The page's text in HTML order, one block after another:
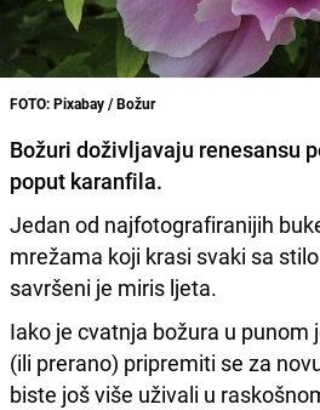
FOTO: Pixabay / Božur
Božuri doživljavaju renesansu
poput karanfila.
Jedan od najfotografiranijih
mrežama koji krasi svaki sa
savršeni je miris ljeta.
Iako je cvatnja božura u punom
(ili prerano) pripremiti se za
biste još više uživali u